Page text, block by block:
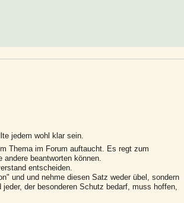
jedem wohl klar sein.
Thema im Forum auftaucht. Es regt zum
beantworten können.
entscheiden.
und und nehme diesen Satz weder übel, sondern
der besonderen Schutz bedarf, muss hoffen,